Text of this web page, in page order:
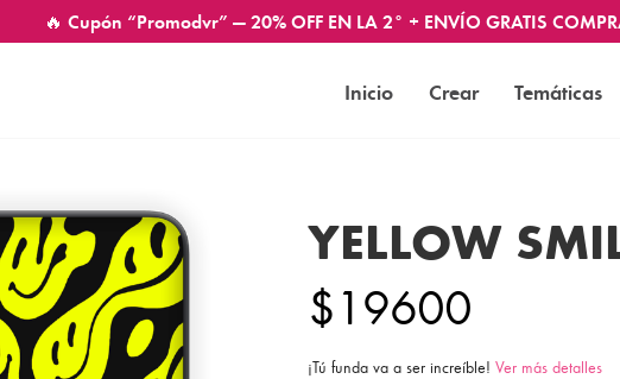
🔥 Cupón “Promodvr” — 20% OFF EN LA 2° + ENVÍO GRATIS
Inicio Crear Temáticas
YELLOW
$19600
¡Tú funda va a ser increíble! Ver más detalles